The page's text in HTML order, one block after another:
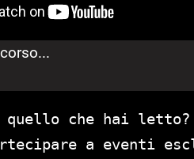
che hai letto?
a eventi